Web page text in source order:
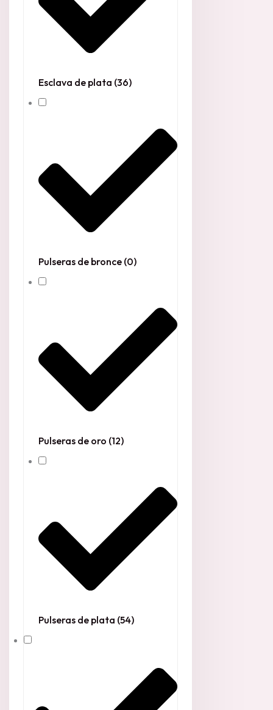
Esclava de plata (36)
Pulseras de bronce (0)
Pulseras de oro (12)
Pulseras de plata (54)